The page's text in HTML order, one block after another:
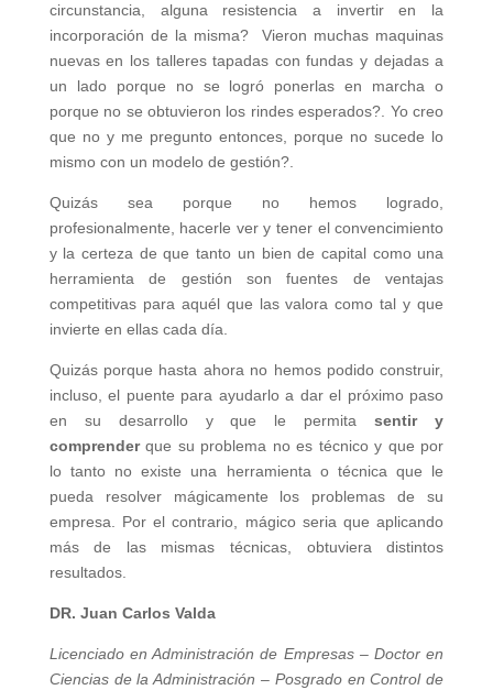
circunstancia, alguna resistencia a invertir en la
incorporación de la misma? Vieron muchas maquinas
nuevas en los talleres tapadas con fundas y dejadas a
un lado porque no se logró ponerlas en marcha o
porque no se obtuvieron los rindes esperados?. Yo creo
que no y me pregunto entonces, porque no sucede lo
mismo con un modelo de gestión?.
Quizás sea porque no hemos logrado,
profesionalmente, hacerle ver y tener el convencimiento
y la certeza de que tanto un bien de capital como una
herramienta de gestión son fuentes de ventajas
competitivas para aquél que las valora como tal y que
invierte en ellas cada día.
Quizás porque hasta ahora no hemos podido construir,
incluso, el puente para ayudarlo a dar el próximo paso
en su desarrollo y que le permitasentir y
comprenderque su problema no es técnico y que por
lo tanto no existe una herramienta o técnica que le
pueda resolver mágicamente los problemas de su
empresa. Por el contrario, mágico seria que aplicando
más de las mismas técnicas, obtuviera distintos
resultados.
DR. Juan Carlos Valda
Licenciado en Administración de Empresas – Doctor en
Ciencias de la Administración – Posgrado en Control de